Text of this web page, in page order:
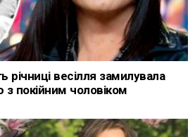
річниці весілля замилувала
з покійним чоловіком